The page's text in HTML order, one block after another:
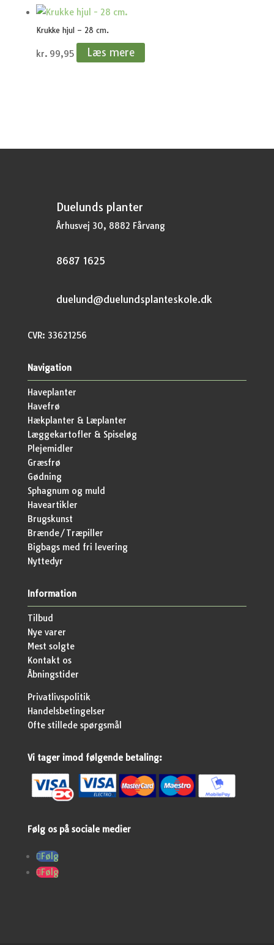
Krukke hjul – 28 cm.
kr. 99,95 Læs mere
Duelunds planter
Århusvej 30, 8882 Fårvang
8687 1625
duelund@duelundsplanteskole.dk
CVR: 33621256
Navigation
Haveplanter
Havefrø
Hækplanter & Læplanter
Læggekartofler & Spiseløg
Plejemidler
Græsfrø
Gødning
Sphagnum og muld
Haveartikler
Brugskunst
Brænde/Træpiller
Bigbags med fri levering
Nyttedyr
Information
Tilbud
Nye varer
Mest solgte
Kontakt os
Åbningstider
Privatlivspolitik
Handelsbetingelser
Ofte stillede spørgsmål
Vi tager imod følgende betaling:
Følg os på sociale medier
Følg
Følg